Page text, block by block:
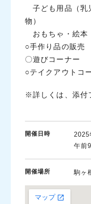
子ども用品（乳
物）
おもちゃ・絵本
○手作り品の販売
〇遊びコーナー
○テイクアウトコ
※詳しくは、添付
開催日時
2025
午前
開催場所 駒ヶ